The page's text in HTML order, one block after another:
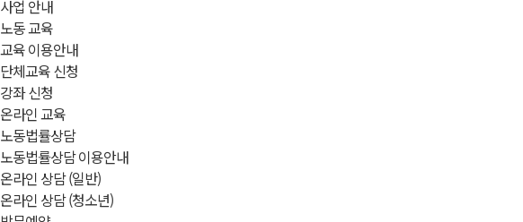
사업 안내
노동 교육
교육 이용안내
단체교육 신청
강좌 신청
온라인 교육
노동법률상담
노동법률상담 이용안내
온라인 상담 (일반)
온라인 상담 (청소년)